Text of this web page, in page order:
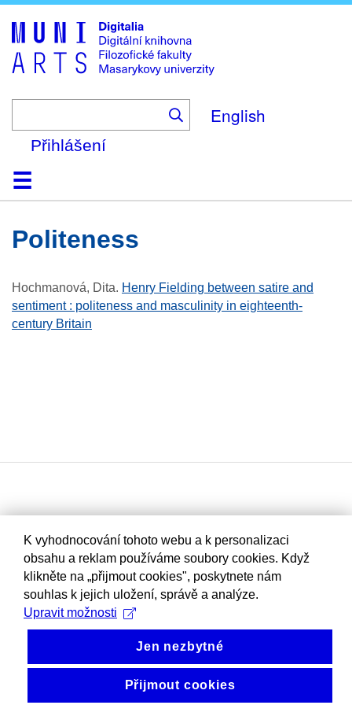
to
main
content
English
Přihlášení
DomůKolekce
Prohlížení
Vyhledávání
O platformě
Nápověda
KontaktDigitalia
politeness
Hochmanová, Dita. Henry Fielding between satire and
sentiment : politeness and masculinity in eighteenth-
century Britain
K vyhodnocování tohoto webu a k personalizaci
obsahu a reklam používáme soubory cookies. Když
klikněte na „přijmout cookies", poskytnete nám
souhlas k jejich uložení, správě a analýze.
Upravit možnosti
Jen nezbytné
Přijmout cookies